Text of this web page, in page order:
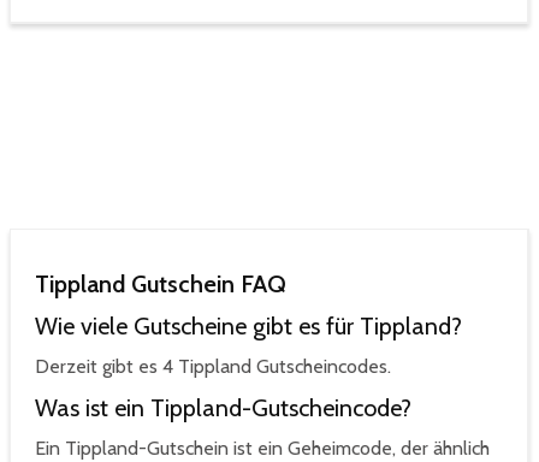
Tippland Gutschein FAQ
Wie viele Gutscheine gibt es für Tippland?
Derzeit gibt es 4 Tippland Gutscheincodes.
Was ist ein Tippland-Gutscheincode?
Ein Tippland-Gutschein ist ein Geheimcode, der ähnlich